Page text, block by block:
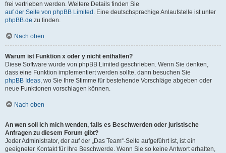
frei vertrieben werden. Weitere Details finden Sie
auf der Seite von phpBB Limited . Eine deutschsprachige Anlaufstelle ist unter
phpBB.de zu finden.
Nach oben
Warum ist Funktion x oder y nicht enthalten?
Diese Software wurde von phpBB Limited geschrieben. Wenn Sie denken,
dass eine Funktion implementiert werden sollte, dann besuchen Sie
phpBB Ideas, wo Sie Ihre Stimme für bestehende Vorschläge abgeben oder
neue Funktionen vorschlagen können.
Nach oben
An wen soll ich mich wenden, falls es Beschwerden oder juristische
Anfragen zu diesem Forum gibt?
Jeder Administrator, der auf der „Das Team“-Seite aufgeführt ist, ist ein
geeigneter Kontakt für Ihre Beschwerde. Wenn Sie so keine Antwort erhalten,